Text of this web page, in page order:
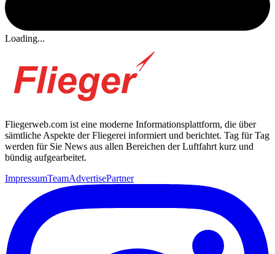
Loading...
Fliegerweb.com ist eine moderne Informationsplattform, die über
sämtliche Aspekte der Fliegerei informiert und berichtet. Tag für Tag
werden für Sie News aus allen Bereichen der Luftfahrt kurz und
bündig aufgearbeitet.
ImpressumTeamAdvertisePartner